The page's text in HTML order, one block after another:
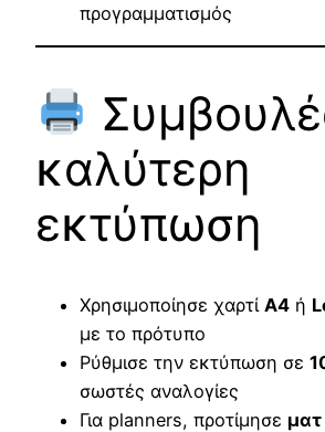
προγραμματισμός
καλύτερη
εκτύπωση
Χρησιμοποίησε χαρτί A4 ή
με το πρότυπο
Ρύθμισε την εκτύπωση σε
σωστές αναλογίες
Για planners, προτίμησε ματ